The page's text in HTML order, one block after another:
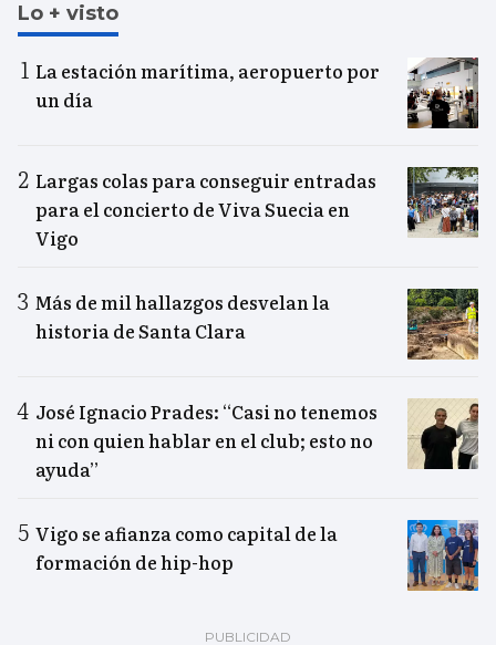
Lo + visto
La estación marítima, aeropuerto por
un día
Largas colas para conseguir entradas
para el concierto de Viva Suecia en
Vigo
Más de mil hallazgos desvelan la
historia de Santa Clara
José Ignacio Prades: “Casi no tenemos
ni con quien hablar en el club; esto no
ayuda”
Vigo se afianza como capital de la
formación de hip-hop